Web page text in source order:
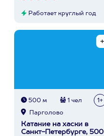
Работает круглый год
500 м 1 чел 1+
Парголово
Катание на хаски в
Санкт-Петербурге, 500